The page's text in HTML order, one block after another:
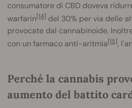
consumatore di CBD doveva
warfarin[14] del 30% per via delle
provocate dal cannabinoide.
con un farmaco anti-aritmia[15],
Perché la cannabis
aumento del battito